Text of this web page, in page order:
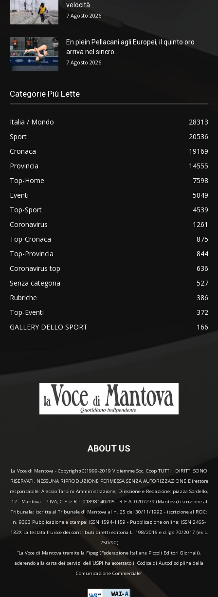
velocità...
7 Agosto 2026
En plein Pellacani agli Europei, il quinto oro
arriva nel sincro...
7 Agosto 2026
Categorie Più Lette
Italia / Mondo
28313
Sport
20536
Cronaca
19169
Provincia
14555
Top-Home
7598
Eventi
5049
Top-Sport
4539
Coronavirus
1261
Top-Cronaca
875
Top-Provincia
844
Coronavirus top
636
Senza categoria
527
Rubriche
386
Top-Eventi
372
GALLERY DELLO SPORT
166
ABOUT US
La Voce di Mantova - Copyright(C)1999-2019 Vidiemme Soc. Coop TUTTI I DIRITTI SONO
RISERVATI. NESSUNA RIPRODUZIONE PERMESSA SENZA AUTORIZZAZIONE Direttore
responsabile: Alessio Tarpini Amministrazione, Direzione e Redazione: piazza Sordello,
12 - Mantova - P.IVA, C.F. e R.I. 01898140205 - R.E.A. 0207279 (Mantova) iscrizione al
Tribunale: iscritta al Tribunale di Mantova al n. 25 del 30/11/1992 - iscrizione al ROC:
n. 9363 Pubblicazione a stampa: ISSN 1594-1159 - Pubblicazione online: ISSN 2465-
132X La testata fruisce dei contributi diretti editoria L. 198/2016 e d.lgs 70/2017 (ex L.
250/90)
“La Voce di Mantova tramite la Fipeg (Federazione Italiana Piccoli Editori Giornali),
aderendo alla carta dei servizi dell'USPI ha accettato il Codice di Autodisciplina della
Comunicazione Commerciale"